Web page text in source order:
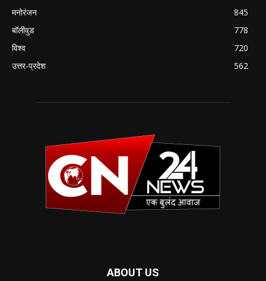
मनोरंजन
845
बॉलीवुड
778
विश्व
720
उत्तर-प्रदेश
562
ABOUT US